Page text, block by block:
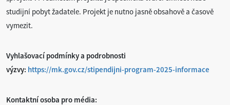
studijní pobyt žadatele. Projekt je nutno jasně obsahově a časově
vymezit.
Vyhlašovací podmínky a podrobnosti
výzvy: https://mk.gov.cz/stipendijni-program-2025-informace
Kontaktní osoba pro média: